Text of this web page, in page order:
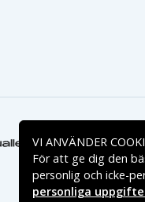
VI ANVÄNDER
För att ge dig den
personlig och icke-
personliga